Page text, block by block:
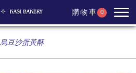
購物車 0
烏豆沙蛋黃酥